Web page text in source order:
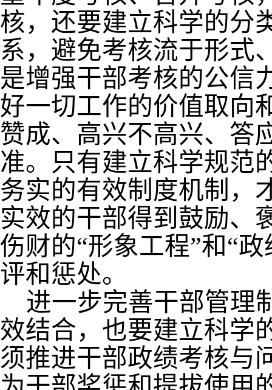
核，还要建立科学的分
系，避免考核流于形式
是增强干部考核的公信
好一切工作的价值取向
赞成、高兴不高兴、答
准。只有建立科学规范
务实的有效制度机制，
实效的干部得到鼓励、
伤财的“形象工程”和“政
评和惩处。
进一步完善干部管理
效结合，也要建立科学
须推进干部政绩考核与